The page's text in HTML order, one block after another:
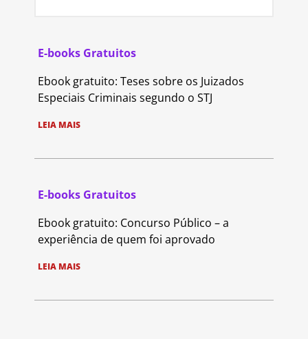
E-books Gratuitos
Ebook gratuito: Teses sobre os Juizados
Especiais Criminais segundo o STJ
LEIA MAIS
E-books Gratuitos
Ebook gratuito: Concurso Público – a
experiência de quem foi aprovado
LEIA MAIS